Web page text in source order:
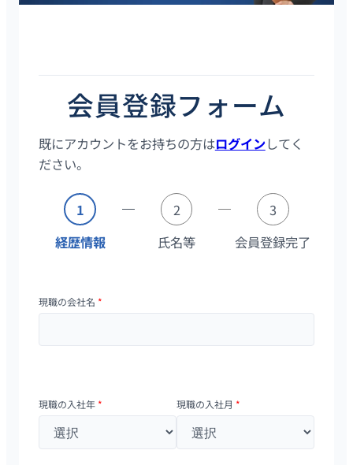
会員登録フォーム
既にアカウントをお持ちの方はログインしてく
ださい。
1
経歴情報
2
氏名等
3
会員登録完了
現職の会社名 *
現職の入社年 * 現職の入社月 *